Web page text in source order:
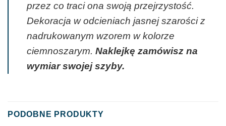
przez co traci ona swoją przejrzystość.
Dekoracja w odcieniach jasnej szarości z
nadrukowanym wzorem w kolorze
ciemnoszarym. Naklejkę zamówisz na
wymiar swojej szyby.
PODOBNE PRODUKTY